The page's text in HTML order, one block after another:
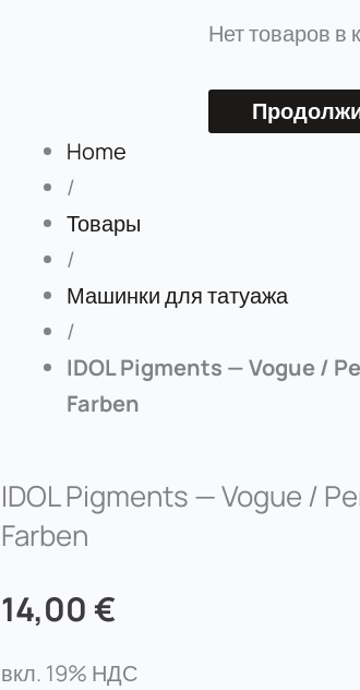
Нет товаров в
Home
/
Товары
/
Машинки для татуажа
/
IDOL Pigments — Vogue /
Farben
IDOL Pigments — Vogue /
Farben
14,00 €
вкл. 19% НДС